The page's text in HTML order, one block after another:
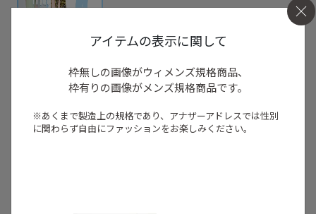
アイテムの表示に関して
枠無しの画像がウィメンズ規格商品、
枠有りの画像がメンズ規格商品です。
※あくまで製造上の規格であり、アナザーアドレスでは性別
に関わらず自由にファッションをお楽しみください。